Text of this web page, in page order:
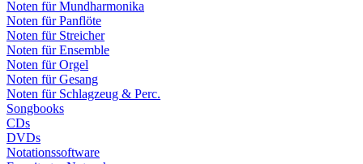
Noten für Mundharmonika
Noten für Panflöte
Noten für Streicher
Noten für Ensemble
Noten für Orgel
Noten für Gesang
Noten für Schlagzeug & Perc.
Songbooks
CDs
DVDs
Notationssoftware